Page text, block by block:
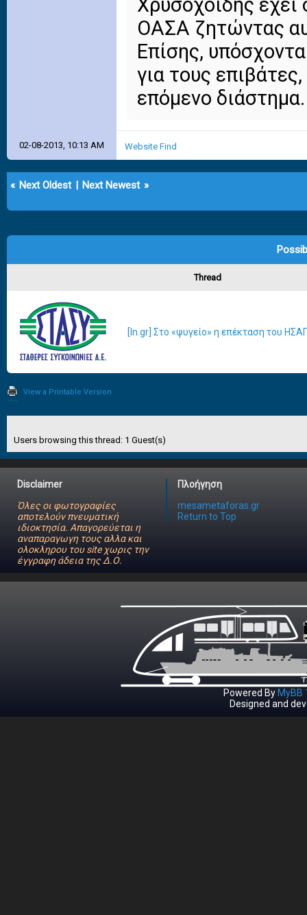
Χρυσοχοΐδης έχει
ΟΑΣΑ ζητώντας
Επίσης,
για τους
επόμενο διάστημα.
02-08-2013, 10:13 AM Website Find
« Next Oldest | Next Newest »
Thread
[In.gr] Στο «ψυγείο» η επέκταση του
View a Printable Version
Users browsing this thread: 1 Guest(s)
Disclaimer
Όλες οι φωτογραφίες
αποτελούν πνευματική
ιδιοκτησία. Απαγορεύεται η
αναπαραγωγη τους αλλα και
ολοκληρου του site χωρις την
έγγραφη άδεια της Δ.Ο.
Πλοήγηση
mesametaforas.gr
Return to Top
Powered By MyBB
Designed and